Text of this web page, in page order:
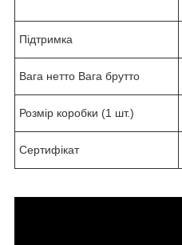
Підтримка
Вага нетто Вага брутто
Розмір коробки (1 шт.)
Сертифікат